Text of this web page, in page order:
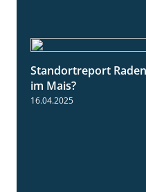
Standortreport
im Mais?
16.04.2025